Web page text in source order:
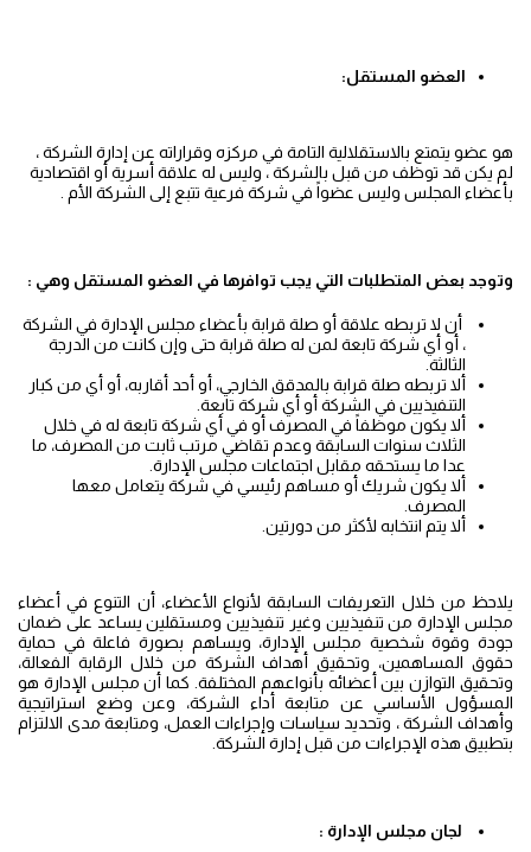
العضو المستقل:
هو عضو يتمتع بالاستقلالية التامة في مركزه وقراراته عن إدارة الشركة ،
لم يكن قد توظف من قبل بالشركة ، وليس له علاقة أسرية أو اقتصادية
بأعضاء المجلس وليس عضواً في شركة فرعية تتبع إلى الشركة الأم .
وتوجد بعض المتطلبات التي يجب توافرها في العضو المستقل وهي :
أن لا تربطه علاقة أو صلة قرابة بأعضاء مجلس الإدارة في الشركة
، أو أي شركة تابعة لمن له صلة قرابة حتى وإن كانت من الدرجة
الثالثة.
ألا تربطه صلة قرابة بالمدقق الخارجي، أو أحد أقاربه، أو أي من كبار
التنفيذيين في الشركة أو أي شركة تابعة.
ألا يكون موظفاً في المصرف أو في أي شركة تابعة له في خلال
الثلاث سنوات السابقة وعدم تقاضي مرتب ثابت من المصرف، ما
عدا ما يستحقه مقابل اجتماعات مجلس الإدارة.
ألا يكون شريك أو مساهم رئيسي في شركة يتعامل معها
المصرف.
ألا يتم انتخابه لأكثر من دورتين.
يلاحظ من خلال التعريفات السابقة لأنواع الأعضاء، أن التنوع في أعضاء
مجلس الإدارة من تنفيذيين وغير تنفيذيين ومستقلين يساعد على ضمان
جودة وقوة شخصية مجلس الإدارة، ويساهم بصورة فاعلة في حماية
حقوق المساهمين، وتحقيق أهداف الشركة من خلال الرقابة الفعالة،
وتحقيق التوازن بين أعضائه بأنواعهم المختلفة. كما أن مجلس الإدارة هو
المسؤول الأساسي عن متابعة أداء الشركة، وعن وضع استراتيجية
وأهداف الشركة ، وتحديد سياسات وإجراءات العمل، ومتابعة مدى الالتزام
بتطبيق هذه الإجراءات من قبل إدارة الشركة.
لجان مجلس الإدارة :